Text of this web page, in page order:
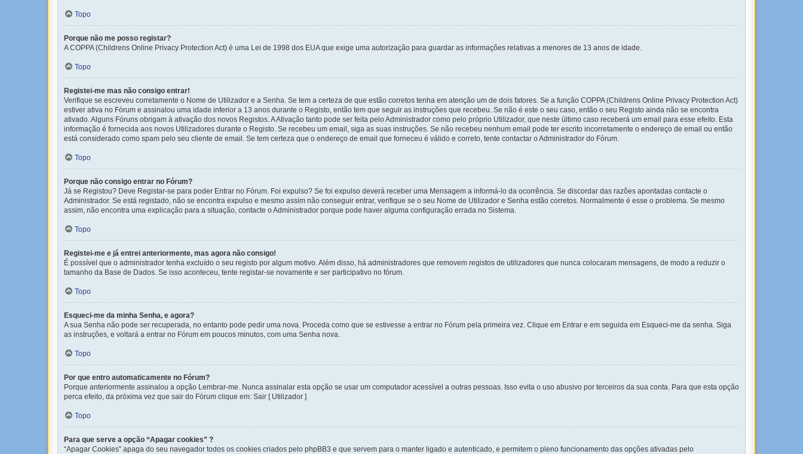
Topo
Porque não me posso registar?
A COPPA (Childrens Online Privacy Protection Act) é uma Lei de 1998 dos EUA que exige uma autorização para guardar as informações relativas a menores de 13 anos de idade.
Topo
Registei-me mas não consigo entrar!
Verifique se escreveu corretamente o Nome de Utilizador e a Senha. Se tem a certeza de que estão corretos tenha em atenção um de dois fatores. Se a função COPPA (Childrens Online Privacy Protection Act)
estiver ativa no Fórum e assinalou uma idade inferior a 13 anos durante o Registo, então tem que seguir as instruções que recebeu. Se não é este o seu caso, então o seu Registo ainda não se encontra
ativado. Alguns Fóruns obrigam à ativação dos novos Registos. A Ativação tanto pode ser feita pelo Administrador como pelo próprio Utilizador, que neste último caso receberá um email para esse efeito. Esta
informação é fornecida aos novos Utilizadores durante o Registo. Se recebeu um email, siga as suas instruções. Se não recebeu nenhum email pode ter escrito incorretamente o endereço de email ou então
está considerado como spam pelo seu cliente de email. Se tem certeza que o endereço de email que forneceu é válido e correto, tente contactar o Administrador do Fórum.
Topo
Porque não consigo entrar no Fórum?
Já se Registou? Deve Registar-se para poder Entrar no Fórum. Foi expulso? Se foi expulso deverá receber uma Mensagem a informá-lo da ocorrência. Se discordar das razões apontadas contacte o
Administrador. Se está registado, não se encontra expulso e mesmo assim não conseguir entrar, verifique se o seu Nome de Utilizador e Senha estão corretos. Normalmente é esse o problema. Se mesmo
assim, não encontra uma explicação para a situação, contacte o Administrador porque pode haver alguma configuração errada no Sistema.
Topo
Registei-me e já entrei anteriormente, mas agora não consigo!
É possível que o administrador tenha excluído o seu registo por algum motivo. Além disso, há administradores que removem registos de utilizadores que nunca colocaram mensagens, de modo a reduzir o
tamanho da Base de Dados. Se isso aconteceu, tente registar-se novamente e ser participativo no fórum.
Topo
Esqueci-me da minha Senha, e agora?
A sua Senha não pode ser recuperada, no entanto pode pedir uma nova. Proceda como que se estivesse a entrar no Fórum pela primeira vez. Clique em Entrar e em seguida em Esqueci-me da senha. Siga
as instruções, e voltará a entrar no Fórum em poucos minutos, com uma Senha nova.
Topo
Por que entro automaticamente no Fórum?
Porque anteriormente assinalou a opção Lembrar-me. Nunca assinalar esta opção se usar um computador acessível a outras pessoas. Isso evita o uso abusivo por terceiros da sua conta. Para que esta opção
perca efeito, da próxima vez que sair do Fórum clique em: Sair [ Utilizador ]
Topo
Para que serve a opção “Apagar cookies” ?
“Apagar Cookies” apaga do seu navegador todos os cookies criados pelo phpBB3 e que servem para o manter ligado e autenticado, e permitem o pleno funcionamento das opções ativadas pelo